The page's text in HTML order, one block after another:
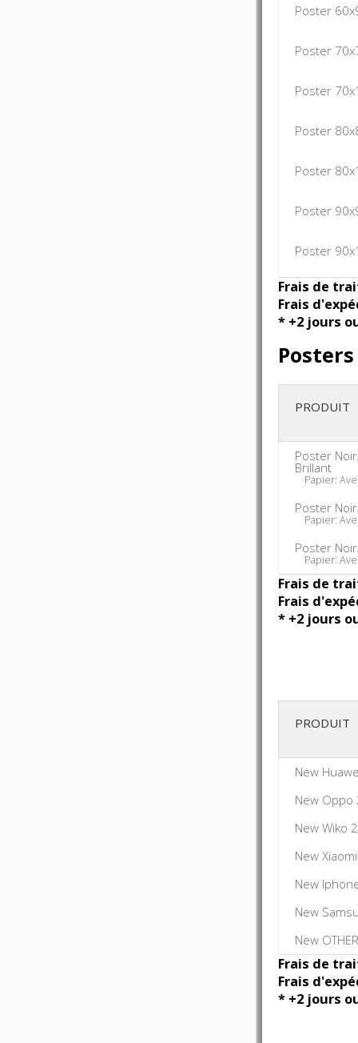
Poster
Poster
Poster
Poster
Poster
Poster
Poster
Frais de
Frais
* +2 jours
PRODUIT
Poster
Brillant
Papier:
Poster
Papier:
Poster
Papier:
Frais de
Frais
* +2 jours
PRODUIT
New
New Oppo
New Wiko
New
New
New
New
Frais de
Frais
* +2 jours